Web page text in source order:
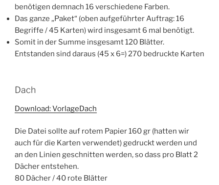
benötigen demnach 16 verschiedene Farben.
Das ganze „Paket“ (oben aufgeführter Auftrag: 16
Begriffe / 45 Karten) wird insgesamt 6 mal benötigt.
Somit in der Summe insgesamt 120 Blätter.
Entstanden sind daraus (45 x 6=) 270 bedruckte Karten
Dach
Download: VorlageDach
Die Datei sollte auf rotem Papier 160 gr (hatten wir
auch für die Karten verwendet) gedruckt werden und
an den Linien geschnitten werden, so dass pro Blatt 2
Dächer entstehen.
80 Dächer / 40 rote Blätter